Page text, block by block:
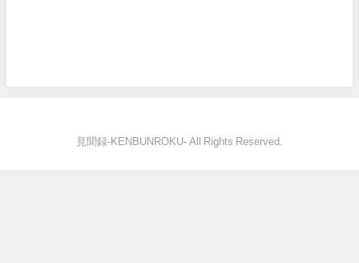
見聞録‐KENBUNROKU- All Rights Reserved.